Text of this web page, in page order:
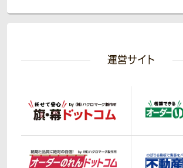
運営サイト